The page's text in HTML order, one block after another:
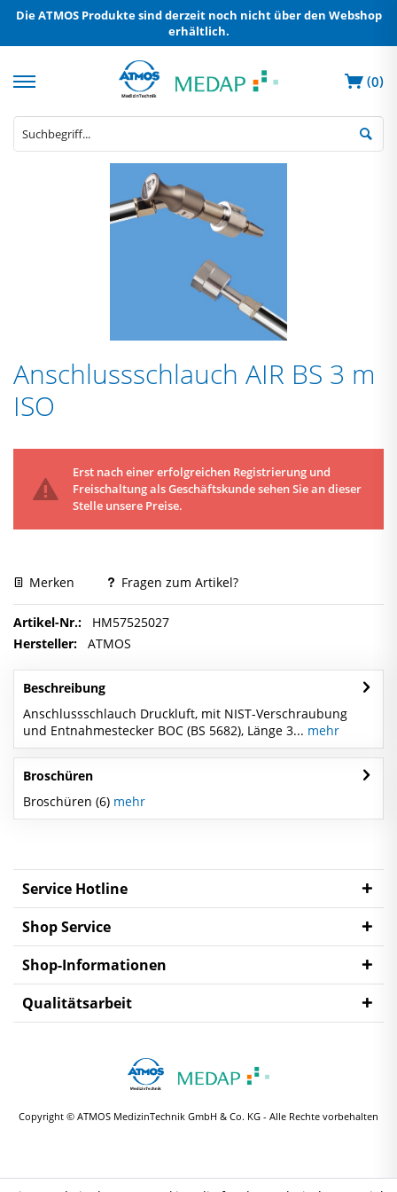
Die ATMOS Produkte sind derzeit noch nicht über den Webshop
erhältlich.
(0)
Anschlussschlauch AIR BS 3 m
ISO
Erst nach einer erfolgreichen Registrierung und
Freischaltung als Geschäftskunde sehen Sie an dieser
Stelle unsere Preise.
Merken Fragen zum Artikel?
Artikel-Nr.:
HM57525027
Hersteller:
ATMOS
Beschreibung
Anschlussschlauch Druckluft, mit NIST-Verschraubung
und Entnahmestecker BOC (BS 5682), Länge 3... mehr
Broschüren
Broschüren (6) mehr
Service Hotline
Shop Service
Shop-Informationen
Qualitätsarbeit
Copyright © ATMOS MedizinTechnik GmbH & Co. KG - Alle Rechte vorbehalten